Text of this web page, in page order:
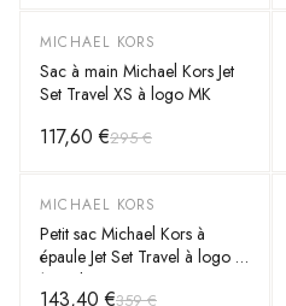
-60%
MICHAEL KORS
Sac à main Michael Kors Jet
Set Travel XS à logo MK
117,60 €295 €
-60%
MICHAEL KORS
Petit sac Michael Kors à
épaule Jet Set Travel à logo et
à pochettes
143,40 €359 €